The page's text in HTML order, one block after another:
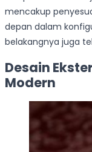
mencakup
depan dalam
belakangnya juga
Desain
Modern